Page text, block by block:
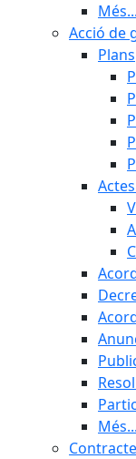
Més...
Acció de
Plans
Més...